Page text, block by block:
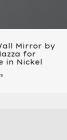
Mirror by
for
in Nickel